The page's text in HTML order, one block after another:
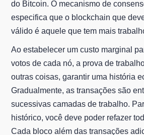
do Bitcoin. O mecanismo de
especifica que o blockchain que
válido é aquele que tem mais
Ao estabelecer um custo marginal
votos de cada nó, a prova de
outras coisas, garantir uma história
Gradualmente, as transações são
sucessivas camadas de trabalho.
histórico, você deve poder refazer
Cada bloco além das transações